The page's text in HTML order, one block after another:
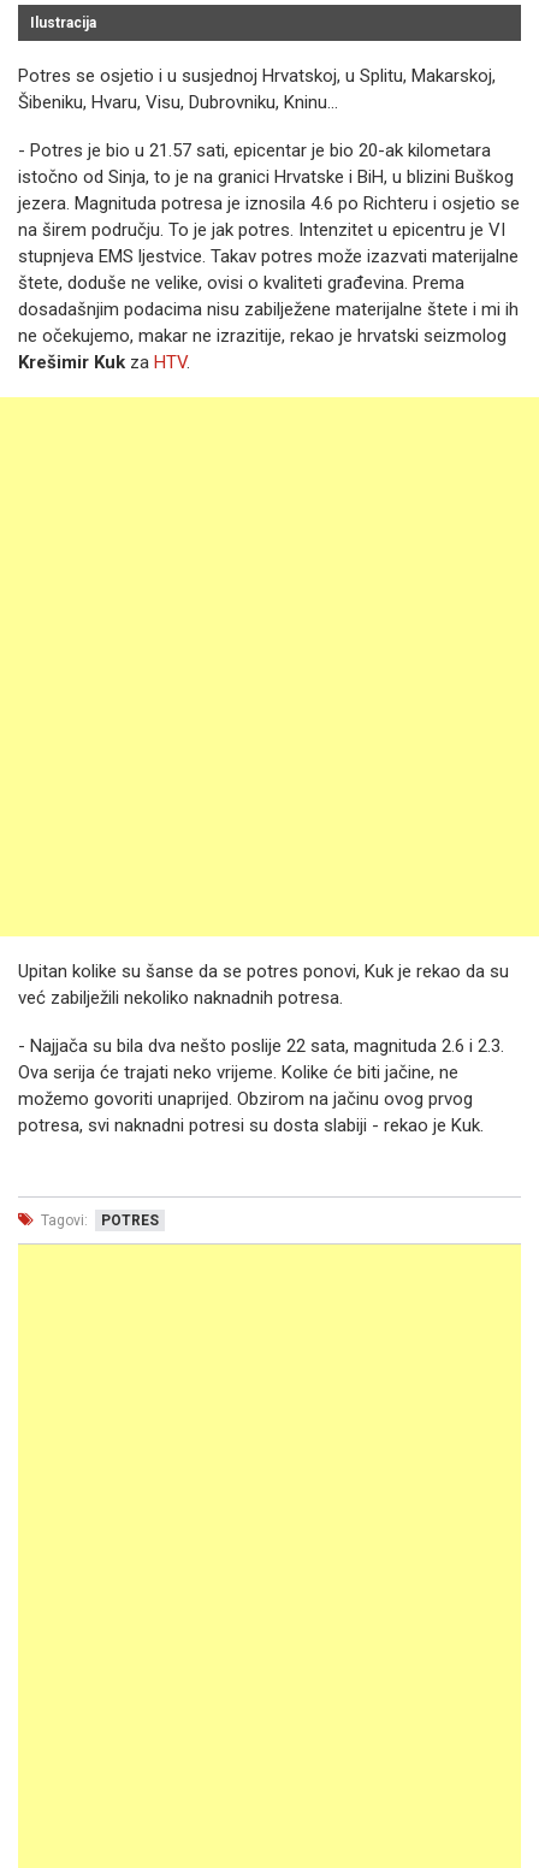
Ilustracija
Potres se osjetio i u susjednoj Hrvatskoj, u Splitu, Makarskoj,
Šibeniku, Hvaru, Visu, Dubrovniku, Kninu...
- Potres je bio u 21.57 sati, epicentar je bio 20-ak kilometara
istočno od Sinja, to je na granici Hrvatske i BiH, u blizini Buškog
jezera. Magnituda potresa je iznosila 4.6 po Richteru i osjetio se
na širem području. To je jak potres. Intenzitet u epicentru je VI
stupnjeva EMS ljestvice. Takav potres može izazvati materijalne
štete, doduše ne velike, ovisi o kvaliteti građevina. Prema
dosadašnjim podacima nisu zabilježene materijalne štete i mi ih
ne očekujemo, makar ne izrazitije, rekao je hrvatski seizmolog
Krešimir Kuk za HTV.
Upitan kolike su šanse da se potres ponovi, Kuk je rekao da su
već zabilježili nekoliko naknadnih potresa.
- Najjača su bila dva nešto poslije 22 sata, magnituda 2.6 i 2.3.
Ova serija će trajati neko vrijeme. Kolike će biti jačine, ne
možemo govoriti unaprijed. Obzirom na jačinu ovog prvog
potresa, svi naknadni potresi su dosta slabiji - rekao je Kuk.
Tagovi: POTRES